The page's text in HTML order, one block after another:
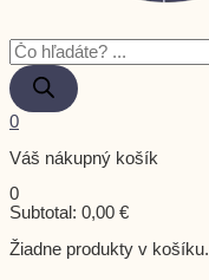
0
Váš nákupný košík
0
Subtotal: 0,00 €
Žiadne produkty v košíku.